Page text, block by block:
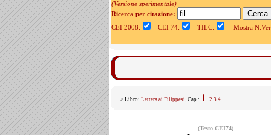
(Versione sperimentale)
Ricerca per citazione:
CEI 2008:
CEI 74: TILC: Mostra
> Libro: Lettera ai Filippesi, Cap.: 1 2 3 4
(Testo CEI74)